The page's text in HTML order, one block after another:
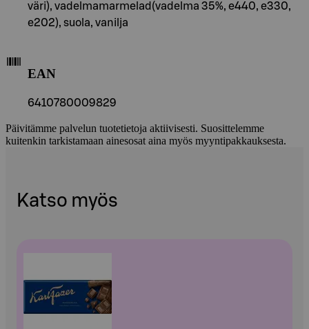
väri), vadelmamarmelad(vadelma 35%, e440, e330,
e202), suola, vanilja
EAN
6410780009829
Päivitämme palvelun tuotetietoja aktiivisesti. Suosittelemme
kuitenkin tarkistamaan ainesosat aina myös myyntipakkauksesta.
Katso myös